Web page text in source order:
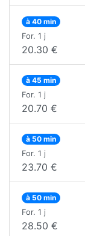
à 40 min
For. 1 j
20.30 €
à 45 min
For. 1 j
20.70 €
à 50 min
For. 1 j
23.70 €
à 50 min
For. 1 j
28.50 €